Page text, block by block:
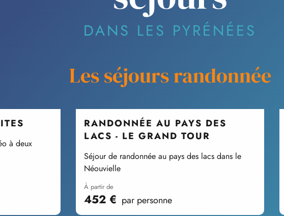
DANS LES PYRÉNÉES
Les séjours randonnée
à deux
RANDONNÉE AU PAYS DES
LACS - LE GRAND TOUR
Séjour de randonnée au pays des lacs dans le
Néouvielle
à partir de
452 € par personne